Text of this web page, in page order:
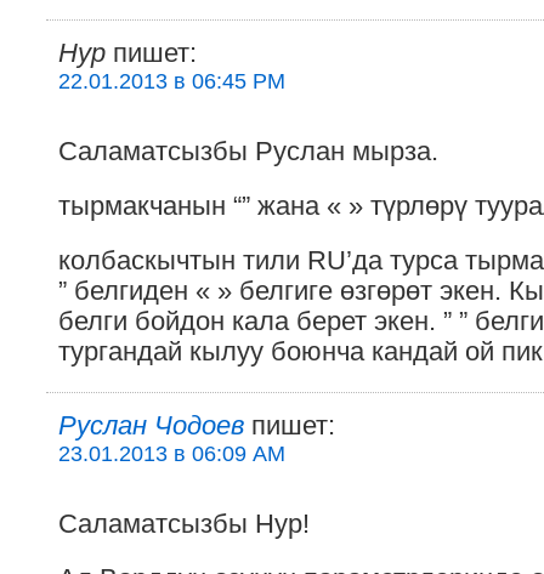
Hyp пишет:
22.01.2013 в 06:45 PM
Саламатсызбы Руслан мырза.
тырмакчанын “” жана « » түрлөрү
колбаскычтын тили RU’да турса
” белгиден « » белгиге өзгөрөт экен.
белги бойдон кала берет экен. ” ”
тургандай кылуу боюнча кандай ой
Руслан Чодоев пишет:
23.01.2013 в 06:09 AM
Саламатсызбы Нур!